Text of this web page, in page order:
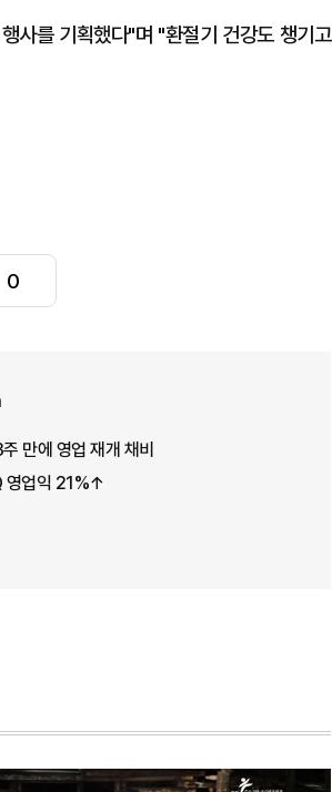
사를 기획했다"며 "환절기 건강도 챙기고
0
만에 영업 재개 채비
영업익 21%↑